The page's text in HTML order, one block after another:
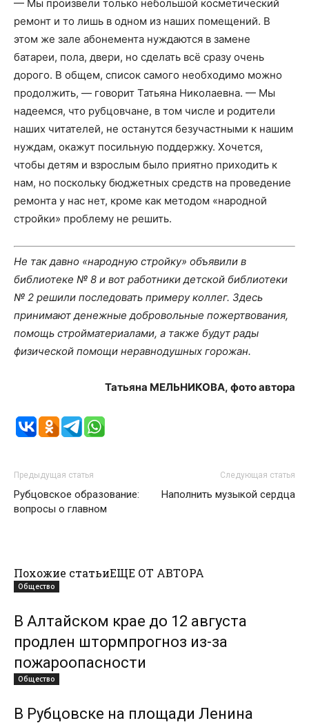
— Мы произвели только небольшой косметический
ремонт и то лишь в одном из наших помещений. В
этом же зале абонемента нуждаются в замене
батареи, пола, двери, но сделать всё сразу очень
дорого. В общем, список самого необходимо можно
продолжить, — говорит Татьяна Николаевна. — Мы
надеемся, что рубцовчане, в том числе и родители
наших читателей, не останутся безучастными к нашим
нуждам, окажут посильную поддержку. Хочется,
чтобы детям и взрослым было приятно приходить к
нам, но поскольку бюджетных средств на проведение
ремонта у нас нет, кроме как методом «народной
стройки» проблему не решить.
Не так давно «народную стройку» объявили в
библиотеке № 8 и вот работники детской библиотеки
№ 2 решили последовать примеру коллег. Здесь
принимают денежные добровольные пожертвования,
помощь стройматериалами, а также будут рады
физической помощи неравнодушных горожан.
Татьяна МЕЛЬНИКОВА, фото автора
Предыдущая статья
Рубцовское образование:
вопросы о главном
Следующая статья
Наполнить музыкой сердца
Похожие статьиЕЩЕ ОТ АВТОРА
Общество
В Алтайском крае до 12 августа
продлен штормпрогноз из-за
пожароопасности
Общество
В Рубцовске на площади Ленина